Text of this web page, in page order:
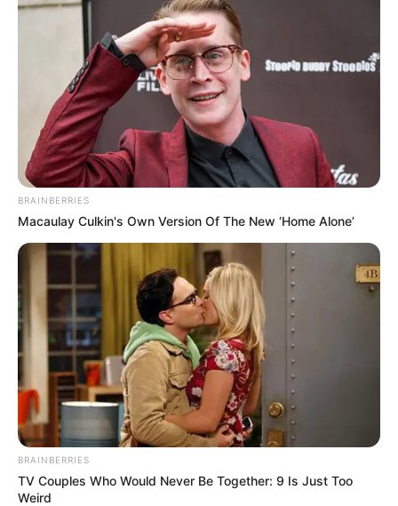
BRAINBERRIES
Macaulay Culkin's Own Version Of The New ‘Home Alone’
BRAINBERRIES
TV Couples Who Would Never Be Together: 9 Is Just Too
Weird